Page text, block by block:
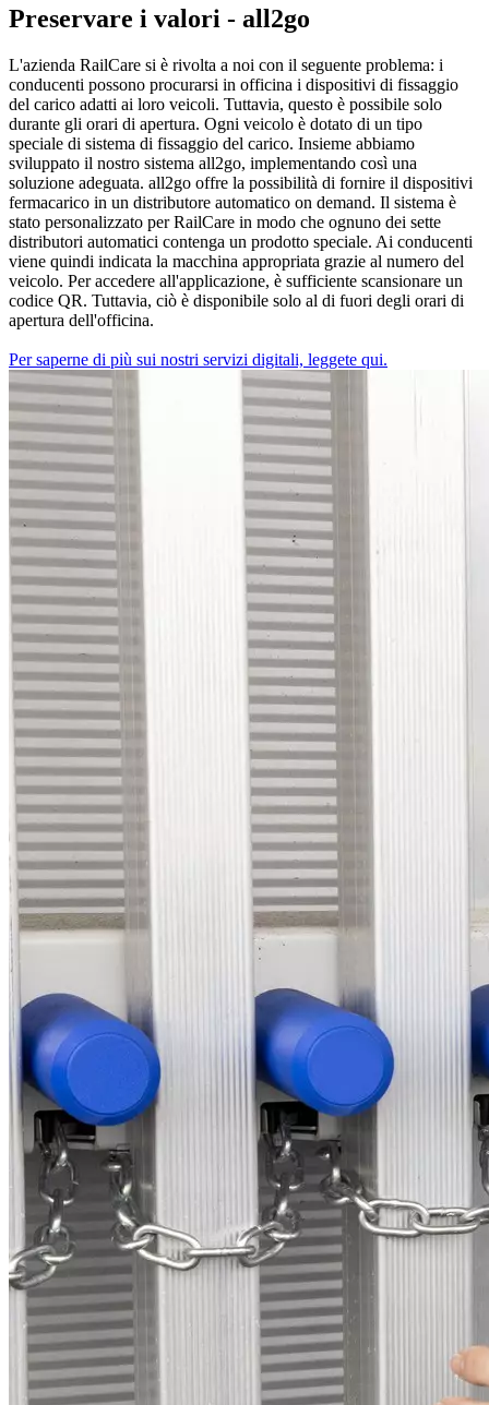
Preservare i valori - all2go
L'azienda RailCare si è rivolta a noi con il seguente problema: i
conducenti possono procurarsi in officina i dispositivi di fissaggio
del carico adatti ai loro veicoli. Tuttavia, questo è possibile solo
durante gli orari di apertura. Ogni veicolo è dotato di un tipo
speciale di sistema di fissaggio del carico. Insieme abbiamo
sviluppato il nostro sistema all2go, implementando così una
soluzione adeguata. all2go offre la possibilità di fornire il dispositivi
fermacarico in un distributore automatico on demand. Il sistema è
stato personalizzato per RailCare in modo che ognuno dei sette
distributori automatici contenga un prodotto speciale. Ai conducenti
viene quindi indicata la macchina appropriata grazie al numero del
veicolo. Per accedere all'applicazione, è sufficiente scansionare un
codice QR. Tuttavia, ciò è disponibile solo al di fuori degli orari di
apertura dell'officina.
Per saperne di più sui nostri servizi digitali, leggete qui.